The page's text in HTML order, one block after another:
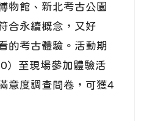
物館、新北考古公園
合永續概念，又好
的考古體驗。活動期
）至現場參加體驗活
意度調查問卷，可獲4